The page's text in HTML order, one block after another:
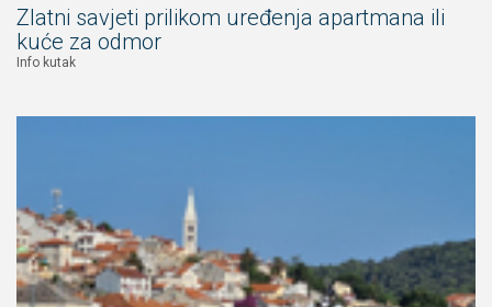
Zlatni savjeti prilikom uređenja apartmana ili
kuće za odmor
Info kutak